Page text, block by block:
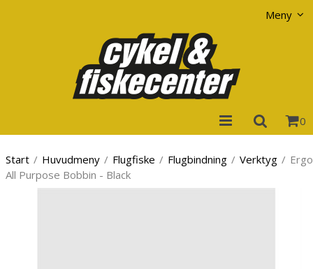
Meny
0
Start / Huvudmeny / Flugfiske / Flugbindning / Verktyg / Ergo
All Purpose Bobbin - Black